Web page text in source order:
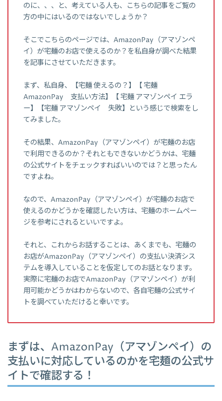
のに、、、と、考えている人も、こちらの記事をご覧の
方の中にはいるのではないでしょうか？
そこでこちらのページでは、AmazonPay（アマゾンペ
イ）が宅麺のお店で使えるのか？を私自身が調べた結果
を記事にさせていただきます。
まず、私自身、【宅麺 使えるの？】【 宅麺
AmazonPay 支払い方法】【 宅麺 アマゾンペイ エラ
ー】【宅麺 アマゾンペイ 失敗】という感じで検索をし
てみました。
その結果、AmazonPay（アマゾンペイ）が宅麺のお店
で利用できるのか？それともできないかどうかは、宅麺
の公式サイトをチェックすればいいのでは？と思ったん
ですよね。
なので、AmazonPay（アマゾンペイ）が宅麺のお店で
使えるのかどうかを確認したい方は、宅麺のホームペー
ジを参考にされるといいですよ。
それと、これからお話することは、あくまでも、宅麺の
お店がAmazonPay（アマゾンペイ）の支払い決済シス
テムを導入していることを仮定してのお話となります。
実際に宅麺のお店でAmazonPay（アマゾンペイ）が利
用可能かどうかはわからないので、各自宅麺の公式サイ
トを調べていただけると幸いです。
まずは、AmazonPay（アマゾンペイ）の
支払いに対応しているのかを宅麺の公式サ
イトで確認する！